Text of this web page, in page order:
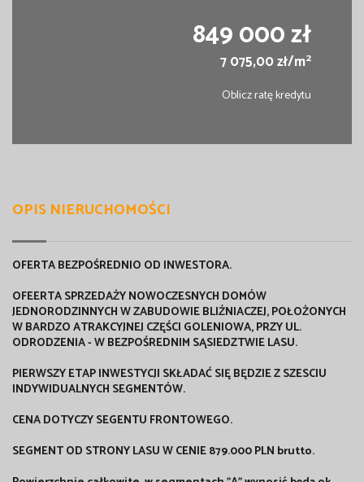
849 000 zł
7 075,00 zł/m2
Oblicz ratę kredytu
OPIS NIERUCHOMOŚCI
OFERTA BEZPOŚREDNIO OD INWESTORA.
OFEERTA SPRZEDAŻY NOWOCZESNYCH DOMÓW
JEDNORODZINNYCH W ZABUDOWIE BLIŹNIACZEJ, POŁOŻONYCH
W BARDZO ATRAKCYJNEJ CZĘŚCI GOLENIOWA, PRZY UL.
ODRODZENIA - W BEZPOŚREDNIM SĄSIEDZTWIE LASU.
PIERWSZY ETAP INWESTYCJI SKŁADAĆ SIĘ BĘDZIE Z SZESCIU
INDYWIDUALNYCH SEGMENTÓW.
CENA DOTYCZY SEGENTU FRONTOWEGO.
SEGMENT OD STRONY LASU W CENIE 879.000 PLN brutto.